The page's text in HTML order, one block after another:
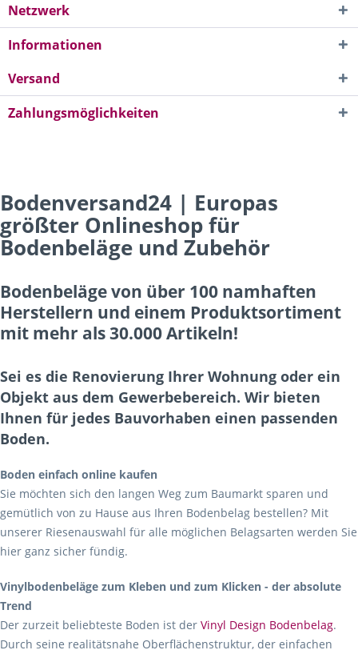
Netzwerk
Informationen
Versand
Zahlungsmöglichkeiten
Bodenversand24 | Europas
größter Onlineshop für
Bodenbeläge und Zubehör
Bodenbeläge von über 100 namhaften
Herstellern und einem Produktsortiment
mit mehr als 30.000 Artikeln!
Sei es die Renovierung Ihrer Wohnung oder ein
Objekt aus dem Gewerbebereich. Wir bieten
Ihnen für jedes Bauvorhaben einen passenden
Boden.
Boden einfach online kaufen
Sie möchten sich den langen Weg zum Baumarkt sparen und
gemütlich von zu Hause aus Ihren Bodenbelag bestellen? Mit
unserer Riesenauswahl für alle möglichen Belagsarten werden Sie
hier ganz sicher fündig.
Vinylbodenbeläge zum Kleben und zum Klicken - der absolute
Trend
Der zurzeit beliebteste Boden ist der Vinyl Design Bodenbelag.
Durch seine realitätsnahe Oberflächenstruktur, der einfachen